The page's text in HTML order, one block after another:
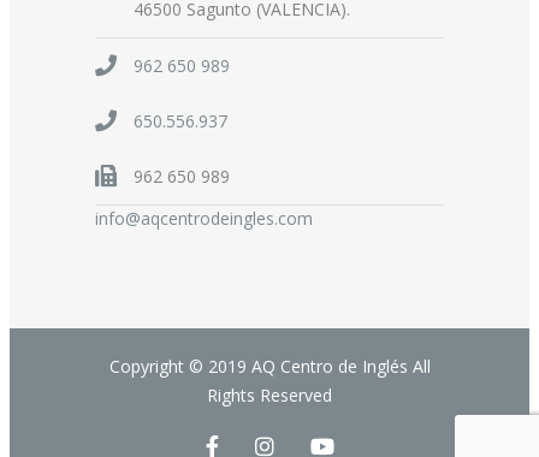
46500 Sagunto (VALENCIA).
962 650 989
650.556.937
962 650 989
info@aqcentrodeingles.com
Copyright © 2019 AQ Centro de Inglés All
Rights Reserved